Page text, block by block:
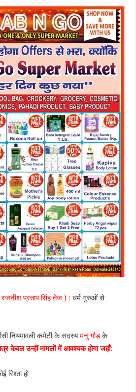
प्रताप सिंह तेज ) : धर्म गुरुओं से
नियमावली कमेटी के सदस्यमनु गौड़के
केवल उन्हीं मामलों में आवश्यक होगा जहाँ:
रिश्ता हो